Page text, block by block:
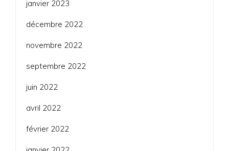
janvier 2023
décembre 2022
novembre 2022
septembre 2022
juin 2022
avril 2022
février 2022